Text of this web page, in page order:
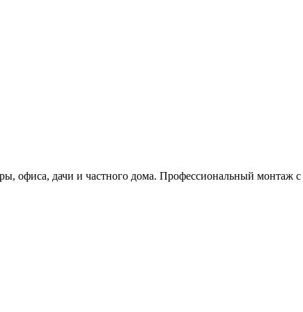
офиса, дачи и частного дома. Профессиональный монтаж с